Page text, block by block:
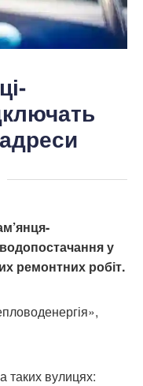
у
ремонтних робіт.
таких вулицях: